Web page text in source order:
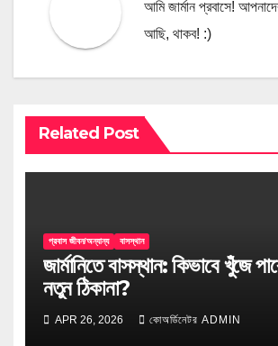
আমি জার্মান প্রবাসে!
আছি, থাকব! :)
Related Post
প্রবাস জীবন/অন্যান্য বাসস্থান
জার্মানিতে বাসস্থান: কিভাবে খুঁজে
নতুন ঠিকানা?
APR 26, 2026 কোঅর্ডিনেটর ADMIN